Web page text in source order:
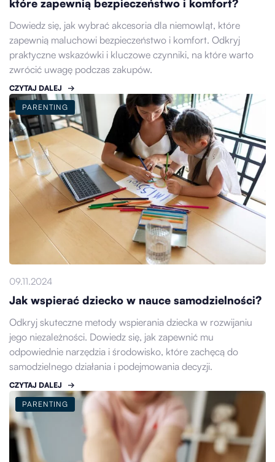
które zapewnią bezpieczeństwo i komfort?
Dowiedz się, jak wybrać akcesoria dla niemowląt, które
zapewnią maluchowi bezpieczeństwo i komfort. Odkryj
praktyczne wskazówki i kluczowe czynniki, na które warto
zwrócić uwagę podczas zakupów.
CZYTAJ DALEJ
PARENTING
09.11.2024
Jak wspierać dziecko w nauce samodzielności?
Odkryj skuteczne metody wspierania dziecka w rozwijaniu
jego niezależności. Dowiedz się, jak zapewnić mu
odpowiednie narzędzia i środowisko, które zachęcą do
samodzielnego działania i podejmowania decyzji.
CZYTAJ DALEJ
PARENTING